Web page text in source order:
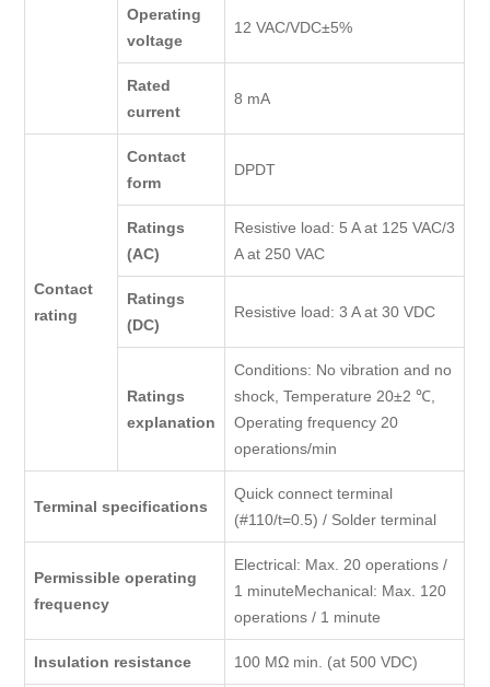
Operating
voltage
12 VAC/VDC±5%
Rated
current
8 mA
Contact
rating
Contact
form
DPDT
Ratings
(AC)
Resistive load: 5 A at 125 VAC/3
A at 250 VAC
Ratings
(DC)
Resistive load: 3 A at 30 VDC
Ratings
explanation
Conditions: No vibration and no
shock, Temperature 20±2 ℃,
Operating frequency 20
operations/min
Terminal specifications
Quick connect terminal
(#110/t=0.5) / Solder terminal
Permissible operating
frequency
Electrical: Max. 20 operations /
1 minuteMechanical: Max. 120
operations / 1 minute
Insulation resistance 100 MΩ min. (at 500 VDC)